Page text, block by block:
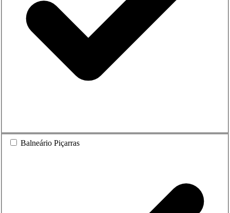
Balneário Piçarras